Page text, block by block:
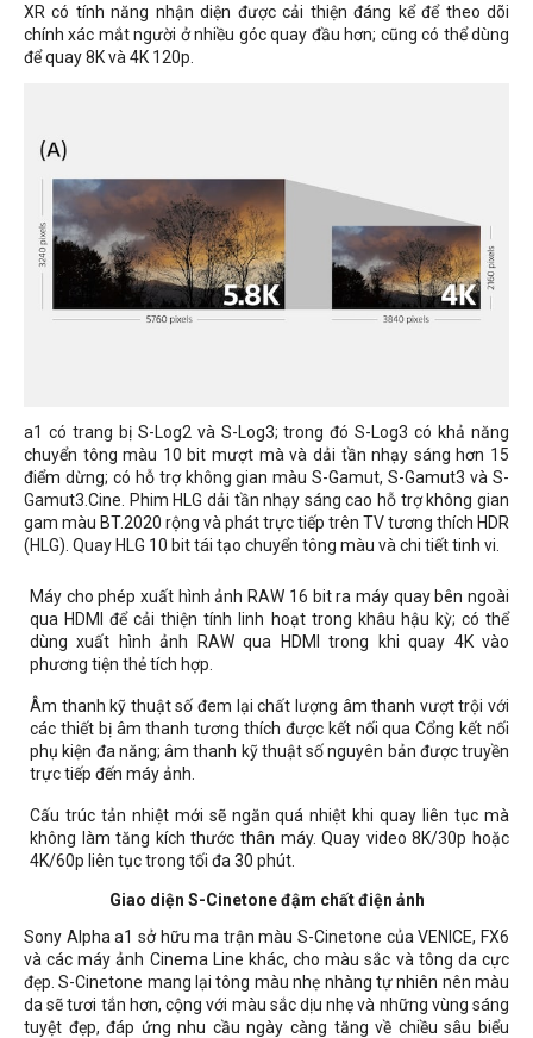
XR có tính năng nhận diện được cải thiện đáng kể để theo dõi
chính xác mắt người ở nhiều góc quay đầu hơn; cũng có thể dùng
để quay 8K và 4K 120p.
a1 có trang bị S-Log2 và S-Log3; trong đó S-Log3 có khả năng
chuyển tông màu 10 bit mượt mà và dải tần nhạy sáng hơn 15
điểm dừng; có hỗ trợ không gian màu S-Gamut, S-Gamut3 và S-
Gamut3.Cine. Phim HLG dải tần nhạy sáng cao hỗ trợ không gian
gam màu BT.2020 rộng và phát trực tiếp trên TV tương thích HDR
(HLG). Quay HLG 10 bit tái tạo chuyển tông màu và chi tiết tinh vi.
Máy cho phép xuất hình ảnh RAW 16 bit ra máy quay bên ngoài
qua HDMI để cải thiện tính linh hoạt trong khâu hậu kỳ; có thể
dùng xuất hình ảnh RAW qua HDMI trong khi quay 4K vào
phương tiện thẻ tích hợp.
Âm thanh kỹ thuật số đem lại chất lượng âm thanh vượt trội với
các thiết bị âm thanh tương thích được kết nối qua Cổng kết nối
phụ kiện đa năng; âm thanh kỹ thuật số nguyên bản được truyền
trực tiếp đến máy ảnh.
Cấu trúc tản nhiệt mới sẽ ngăn quá nhiệt khi quay liên tục mà
không làm tăng kích thước thân máy. Quay video 8K/30p hoặc
4K/60p liên tục trong tối đa 30 phút.
Giao diện S-Cinetone đậm chất điện ảnh
Sony Alpha a1 sở hữu ma trận màu S-Cinetone của VENICE, FX6
và các máy ảnh Cinema Line khác, cho màu sắc và tông da cực
đẹp. S-Cinetone mang lại tông màu nhẹ nhàng tự nhiên nên màu
da sẽ tươi tắn hơn, cộng với màu sắc dịu nhẹ và những vùng sáng
tuyệt đẹp, đáp ứng nhu cầu ngày càng tăng về chiều sâu biểu